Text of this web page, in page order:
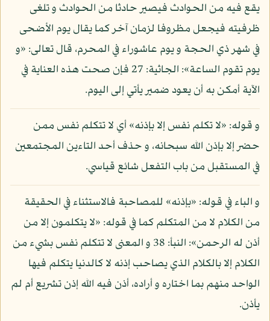
يقع فيه من الحوادث فيصير حادثا من الحوادث و تلغى
ظرفيته فيجعل مظروفا لزمان آخر كما يقال يوم الأضحى
في شهر ذي الحجة و يوم عاشوراء في المحرم، قال تعالى: «و
يوم تقوم الساعة»: الجاثية: 27 فإن صحت هذه العناية في
الآية أمكن به أن يعود ضمير يأتي إلى اليوم.
و قوله: «لا تكلم نفس إلا بإذنه» أي لا تتكلم نفس ممن
حضر إلا بإذن الله سبحانه، و حذف أحد التاءين المجتمعين
في المستقبل من باب التفعل شائع قياسي.
و الباء في قوله: «بإذنه» للمصاحبة فالاستثناء في الحقيقة
من الكلام لا من المتكلم كما في قوله: «لا يتكلمون إلا من
أذن له الرحمن»: النبأ: 38 و المعنى لا تتكلم نفس بشيء من
الكلام إلا بالكلام الذي يصاحب إذنه لا كالدنيا يتكلم فيها
الواحد منهم بما اختاره و أراده، أذن فيه الله إذن تشريع أم لم
يأذن.